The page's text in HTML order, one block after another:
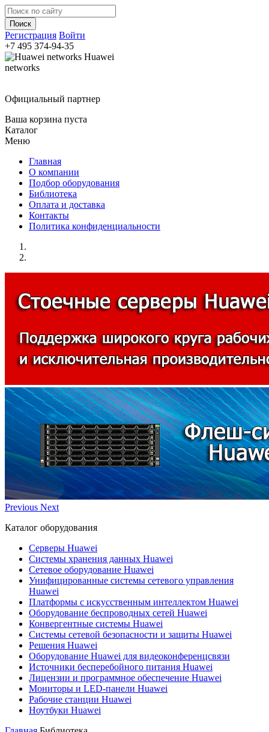
Регистрация Войти
+7 495 374-94-35
Huawei
networks
Официальный партнер
Ваша корзина пуста
Каталог
Меню
Главная
О компании
Подбор оборудования
Библиотека
Оплата и доставка
Контакты
Политика конфиденциальности
Previous Next
Каталог оборудования
Серверы Huawei
Системы хранения данных Huawei
Сетевое оборудование Huawei
Унифицированные системы сетевого управления
Huawei
Платформы с искусственным интеллектом Huawei
Оборудование беспроводных сетей Huawei
Конвергентные системы Huawei
Системы сетевой безопасности и защиты Huawei
Решения Huawei
Оборудование Huawei для видеоконференцсвязи
Источники бесперебойного питания Huawei
Лицензии и программное обеспечение Huawei
Мониторы и LED-панели Huawei
Рабочие станции Huawei
Ноутбуки Huawei